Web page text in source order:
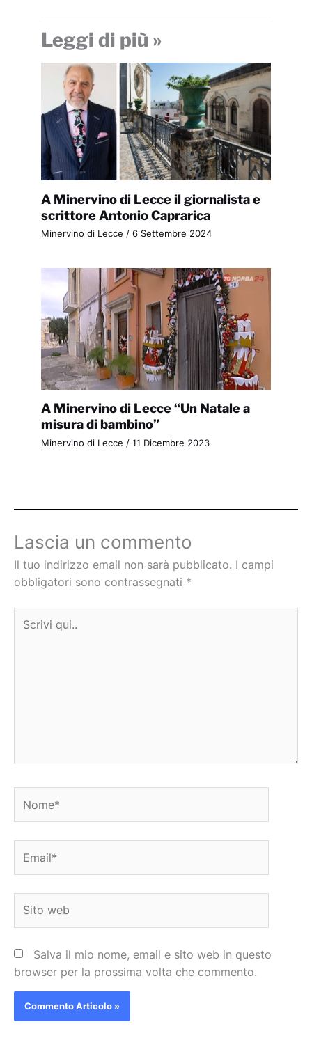
Leggi di più »
A Minervino di Lecce il giornalista e
scrittore Antonio Caprarica
Minervino di Lecce / 6 Settembre 2024
A Minervino di Lecce “Un Natale a
misura di bambino”
Minervino di Lecce / 11 Dicembre 2023
Lascia un commento
Il tuo indirizzo email non sarà pubblicato. I campi
obbligatori sono contrassegnati *
qui..
web
Salva il mio nome, email e sito web in questo
browser per la prossima volta che commento.